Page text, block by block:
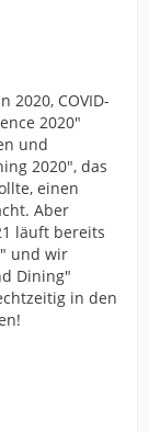
2020, COVID-
2020"
und
2020", das
einen
Aber
läuft bereits
und wir
Dining"
in den